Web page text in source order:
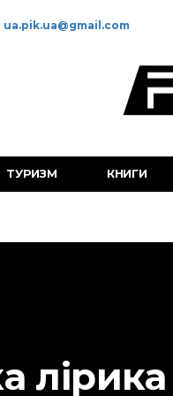
ua.pik.ua@gmail.com
ТУРИЗМ КНИГИ
лірика